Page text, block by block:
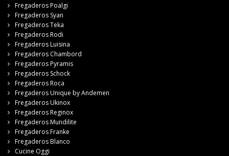
Fregaderos Poalgi
Fregaderos Syan
Fregaderos Teka
Fregaderos Rodi
Fregaderos Luisina
Fregaderos Chambord
Fregaderos Pyramis
Fregaderos Schock
Fregaderos Roca
Fregaderos Unique by Andemen
Fregaderos Ukinox
Fregaderos Reginox
Fregaderos Mundilite
Fregaderos Franke
Fregaderos Blanco
Cucine Oggi